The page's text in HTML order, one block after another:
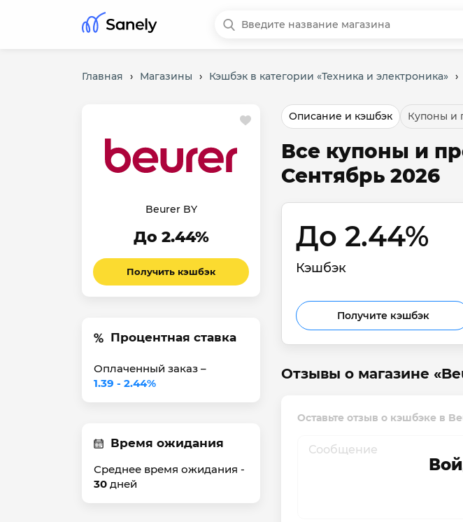
Главная › Магазины › Кэшбэк в категории «Техника и электроника» ›
Beurer BY
До 2.44%
Получить кэшбэк
Процентная ставка
Оплаченный заказ –
1.39 - 2.44%
Время ожидания
Среднее время ожидания -
30 дней
Описание и кэшбэк Купоны и
Все купоны и
Сентябрь 2026
До 2.44%
Кэшбэк
Получите кэшбэк
Отзывы о магазине
Оставьте отзыв о кэшбэке в